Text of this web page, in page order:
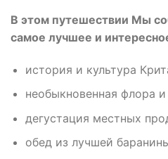
В этом путешествии Мы
самое лучшее и
история и культура
необыкновенная флора и
дегустация местных
обед из лучшей